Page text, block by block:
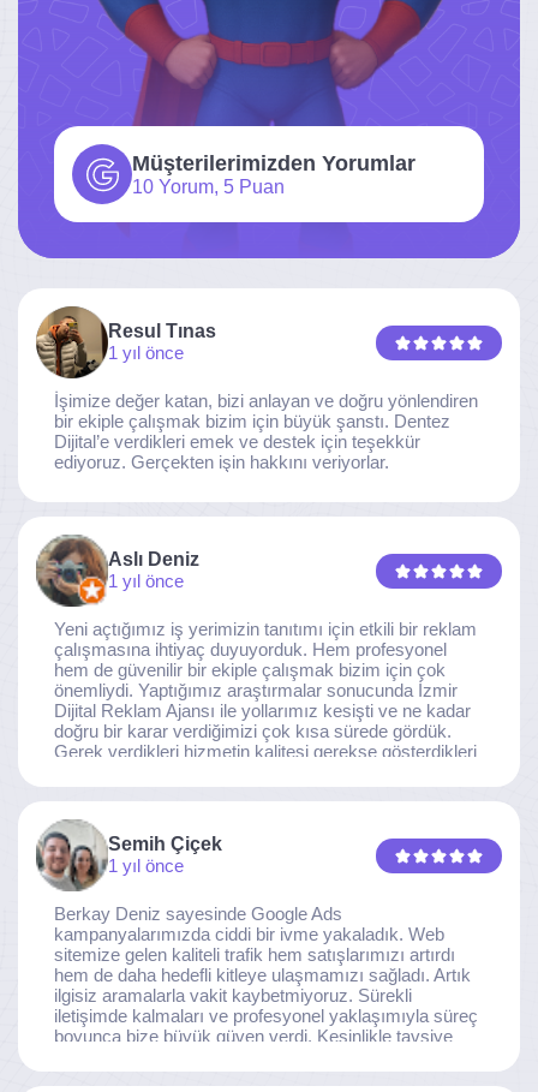
Müşterilerimizden Yorumlar
10 Yorum, 5 Puan
Resul Tınas
1 yıl önce
İşimize değer katan, bizi anlayan ve doğru yönlendiren
bir ekiple çalışmak bizim için büyük şanstı. Dentez
Dijital’e verdikleri emek ve destek için teşekkür
ediyoruz. Gerçekten işin hakkını veriyorlar.
Aslı Deniz
1 yıl önce
Yeni açtığımız iş yerimizin tanıtımı için etkili bir reklam
çalışmasına ihtiyaç duyuyorduk. Hem profesyonel
hem de güvenilir bir ekiple çalışmak bizim için çok
önemliydi. Yaptığımız araştırmalar sonucunda İzmir
Dijital Reklam Ajansı ile yollarımız kesişti ve ne kadar
doğru bir karar verdiğimizi çok kısa sürede gördük.
Gerek verdikleri hizmetin kalitesi gerekse gösterdikleri
noktaya ulaştı. Kaliteden asla taviz vermeyen, her
ekibine gönülden teşekkür ederiz.
Semih Çiçek
1 yıl önce
Berkay Deniz sayesinde Google Ads
kampanyalarımızda ciddi bir ivme yakaladık. Web
sitemize gelen kaliteli trafik hem satışlarımızı artırdı
hem de daha hedefli kitleye ulaşmamızı sağladı. Artık
ilgisiz aramalarla vakit kaybetmiyoruz. Sürekli
iletişimde kalmaları ve profesyonel yaklaşımıyla süreç
boyunca bize büyük güven verdi. Kesinlikle tavsiye